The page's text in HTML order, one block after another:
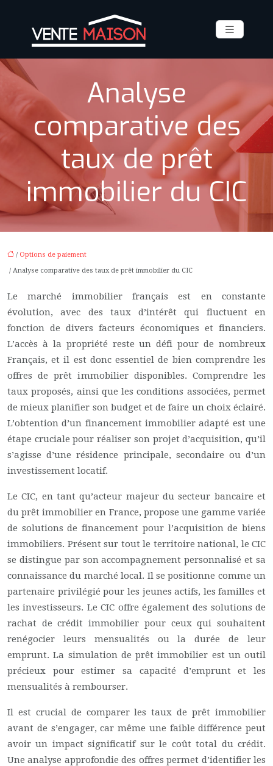
Analyse
comparative des
taux de prêt
immobilier du CIC
/ Options de paiement
/ Analyse comparative des taux de prêt immobilier du CIC
Le marché immobilier français est en constante
évolution, avec des taux d’intérêt qui fluctuent en
fonction de divers facteurs économiques et financiers.
L’accès à la propriété reste un défi pour de nombreux
Français, et il est donc essentiel de bien comprendre les
offres de prêt immobilier disponibles. Comprendre les
taux proposés, ainsi que les conditions associées, permet
de mieux planifier son budget et de faire un choix éclairé.
L’obtention d’un financement immobilier adapté est une
étape cruciale pour réaliser son projet d’acquisition, qu’il
s’agisse d’une résidence principale, secondaire ou d’un
investissement locatif.
Le CIC, en tant qu’acteur majeur du secteur bancaire et
du prêt immobilier en France, propose une gamme variée
de solutions de financement pour l’acquisition de biens
immobiliers. Présent sur tout le territoire national, le CIC
se distingue par son accompagnement personnalisé et sa
connaissance du marché local. Il se positionne comme un
partenaire privilégié pour les jeunes actifs, les familles et
les investisseurs. Le CIC offre également des solutions de
rachat de crédit immobilier pour ceux qui souhaitent
renégocier leurs mensualités ou la durée de leur
emprunt. La simulation de prêt immobilier est un outil
précieux pour estimer sa capacité d’emprunt et les
mensualités à rembourser.
Il est crucial de comparer les taux de prêt immobilier
avant de s’engager, car même une faible différence peut
avoir un impact significatif sur le coût total du crédit.
Une analyse approfondie des offres permet d’identifier les